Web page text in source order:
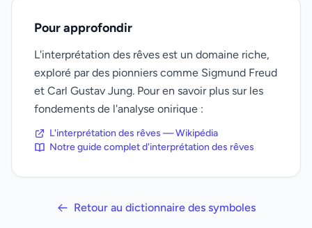
Pour approfondir
L'interprétation des rêves est un domaine riche,
exploré par des pionniers comme Sigmund Freud
et Carl Gustav Jung. Pour en savoir plus sur les
fondements de l'analyse onirique :
L'interprétation des rêves — Wikipédia
Notre guide complet d'interprétation des rêves
Retour au dictionnaire des symboles